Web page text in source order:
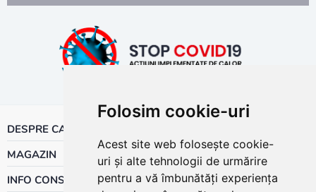
Folosim cookie-uri
Acest site web folosește cookie-
uri și alte tehnologii de urmărire
pentru a vă îmbunătăți experiența
DESPRE CALOR
MAGAZIN
INFO CONSUMATOR